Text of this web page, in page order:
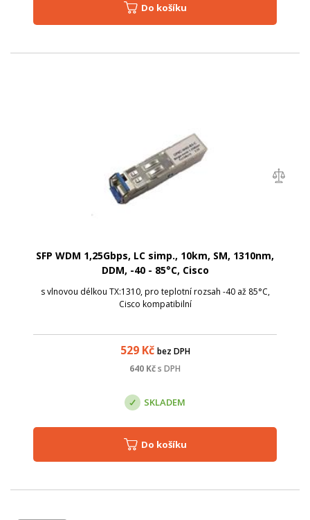
Do košíku
SFP WDM 1,25Gbps, LC simp., 10km, SM, 1310nm,
DDM, -40 - 85°C, Cisco
s vlnovou délkou TX:1310, pro teplotní rozsah -40 až 85°C,
Cisco kompatibilní
529Kč bez DPH
640 Kčs DPH
SKLADEM
Do košíku